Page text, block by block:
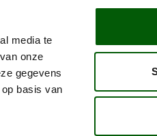
media te
onze
gegevens
basis van
beschermd door